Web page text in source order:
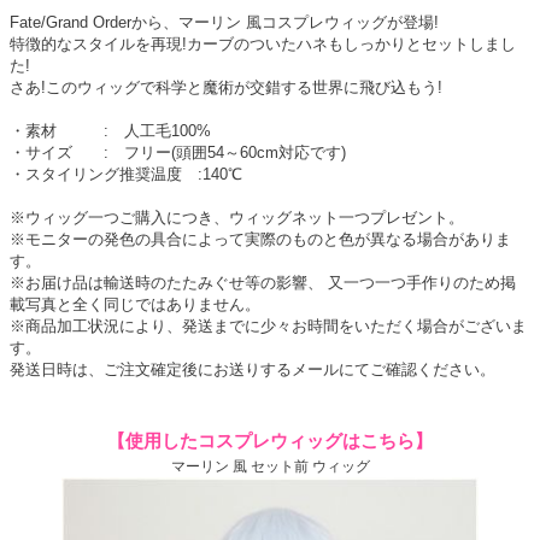
Fate/Grand Orderから、マーリン 風コスプレウィッグが登場!
特徴的なスタイルを再現!カーブのついたハネもしっかりとセットしまし
た!
さあ!このウィッグで科学と魔術が交錯する世界に飛び込もう!
・素材 : 人工毛100%
・サイズ : フリー(頭囲54～60cm対応です)
・スタイリング推奨温度 :140℃
※ウィッグ一つご購入につき、ウィッグネット一つプレゼント。
※モニターの発色の具合によって実際のものと色が異なる場合がありま
す。
※お届け品は輸送時のたたみぐせ等の影響、 又一つ一つ手作りのため掲
載写真と全く同じではありません。
※商品加工状況により、発送までに少々お時間をいただく場合がございま
す。
発送日時は、ご注文確定後にお送りするメールにてご確認ください。
【使用したコスプレウィッグはこちら】
マーリン 風 セット前 ウィッグ